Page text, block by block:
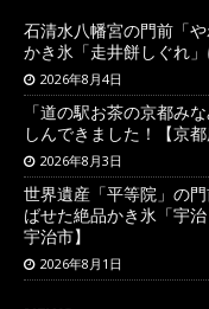
石清水八幡宮の門前「
かき氷「走井餅しぐれ
2026年8月4日
「道の駅お茶の京都み
しんできました！【京都
2026年8月3日
世界遺産「平等院」の
ばせた絶品かき氷「宇
宇治市】
2026年8月1日